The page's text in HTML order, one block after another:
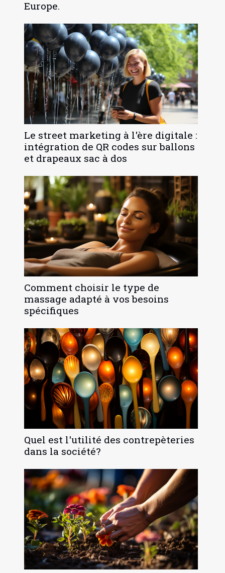
Europe.
Le street marketing à l'ère digitale :
intégration de QR codes sur ballons
et drapeaux sac à dos
Comment choisir le type de
massage adapté à vos besoins
spécifiques
Quel est l'utilité des contrepèteries
dans la société?